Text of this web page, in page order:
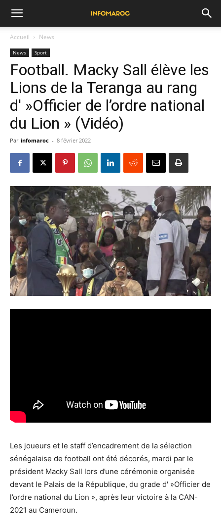
Accueil News
News Sport
Football. Macky Sall élève les
Lions de la Teranga au rang
d' »Officier de l’ordre national
du Lion » (Vidéo)
Par infomaroc - 8 février 2022
Les joueurs et le staff d’encadrement de la sélection
sénégalaise de football ont été décorés, mardi par le
président Macky Sall lors d’une cérémonie organisée
devant le Palais de la République, du grade d' »Officier de
l’ordre national du Lion », après leur victoire à la CAN-
2021 au Cameroun.